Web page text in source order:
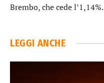
Brembo, che cede l’1,14%.
LEGGI ANCHE